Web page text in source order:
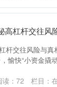
高杠杆交往风
杆交往风险与真
愉快“小资金撬
读：72 栏目：